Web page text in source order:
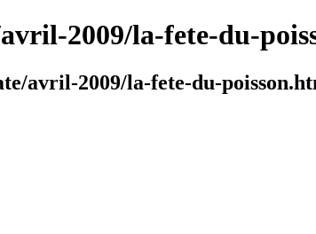
2009/la-fete-du-
avril-2009/la-fete-du-